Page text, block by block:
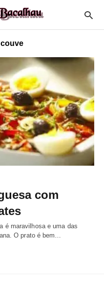
com
é maravilhosa e uma das
O prato é bem…